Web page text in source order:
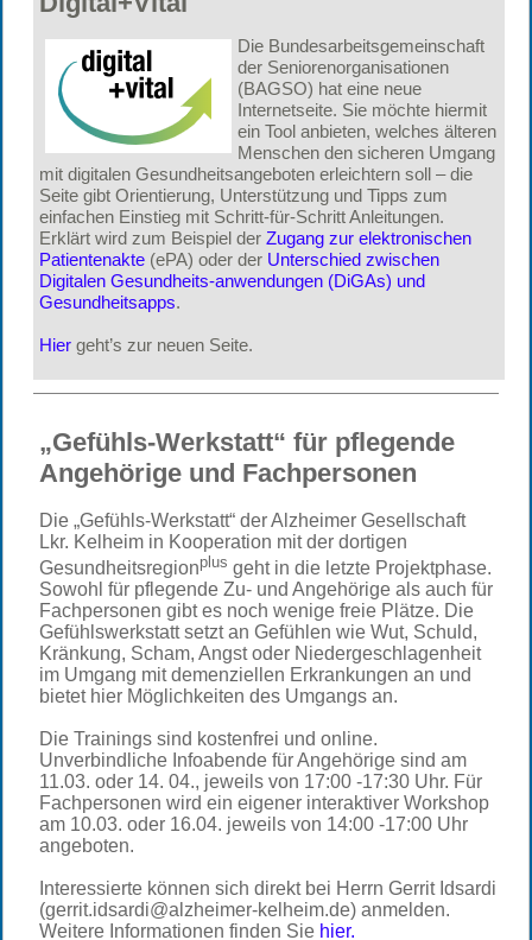
Die Bundesarbeitsgemeinschaft
der Seniorenorganisationen
(BAGSO) hat eine neue
Internetseite. Sie möchte hiermit
ein Tool anbieten, welches älteren
Menschen den sicheren Umgang
mit digitalen Gesundheitsangeboten erleichtern soll – die
Seite gibt Orientierung, Unterstützung und Tipps zum
einfachen Einstieg mit Schritt-für-Schritt Anleitungen.
Erklärt wird zum Beispiel der Zugang zur elektronischen
Patientenakte (ePA) oder der Unterschied zwischen
Digitalen Gesundheits-anwendungen (DiGAs) und
Gesundheitsapps.
Hier geht’s zur neuen Seite.
„Gefühls-Werkstatt“ für pflegende
Angehörige und Fachpersonen
Die „Gefühls-Werkstatt“ der Alzheimer Gesellschaft
Lkr. Kelheim in Kooperation mit der dortigen
Gesundheitsregionplus geht in die letzte Projektphase.
Sowohl für pflegende Zu- und Angehörige als auch für
Fachpersonen gibt es noch wenige freie Plätze. Die
Gefühlswerkstatt setzt an Gefühlen wie Wut, Schuld,
Kränkung, Scham, Angst oder Niedergeschlagenheit
im Umgang mit demenziellen Erkrankungen an und
bietet hier Möglichkeiten des Umgangs an.
Die Trainings sind kostenfrei und online.
Unverbindliche Infoabende für Angehörige sind am
11.03. oder 14. 04., jeweils von 17:00 -17:30 Uhr. Für
Fachpersonen wird ein eigener interaktiver Workshop
am 10.03. oder 16.04. jeweils von 14:00 -17:00 Uhr
angeboten.
Interessierte können sich direkt bei Herrn Gerrit Idsardi
(gerrit.idsardi@alzheimer-kelheim.de) anmelden.
Weitere Informationen finden Sie hier.